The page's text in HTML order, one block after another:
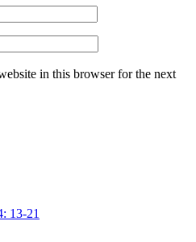
in this browser for the next
13-21